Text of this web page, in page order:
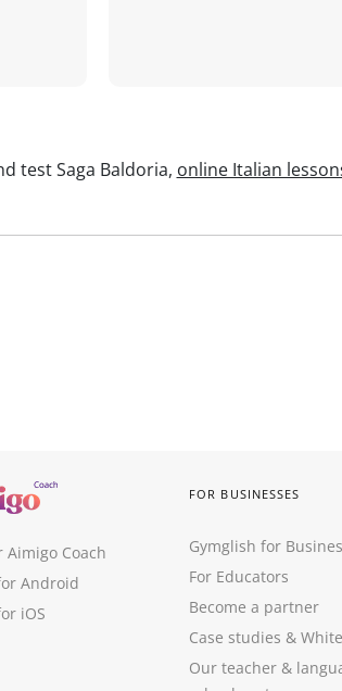
test Saga Baldoria, online Italian
Aimigo Coach
Android
iOS
FOR BUSINESSES
Gymglish for
For Educators
Become a partner
Case studies &
Our teacher &